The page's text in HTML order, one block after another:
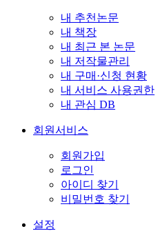
내 추천논문
내 책장
내 최근 본 논문
내 저작물관리
내 구매·신청 현황
내 서비스 사용권한
내 관심 DB
회원서비스
회원가입
로그인
아이디 찾기
비밀번호 찾기
설정